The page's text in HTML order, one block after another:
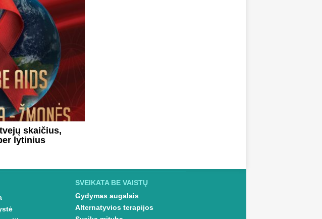
skaičius,
lytinius
SVEIKATA BE VAISTŲ
Gydymas augalais
Alternatyvios terapijos